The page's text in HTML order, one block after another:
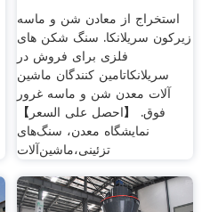
استخراج از معادن شن و ماسه
زیرکون سریلانکا. سنگ شکن های
فلزی برای فروش در
سریلانکاتامین کنندگان ماشین
آلات معدن شن و ماسه غرور
فوق. 【احصل على السعر】
نمایشگاه معدن، سنگ‌های
تزئینی،ماشین‌آلات